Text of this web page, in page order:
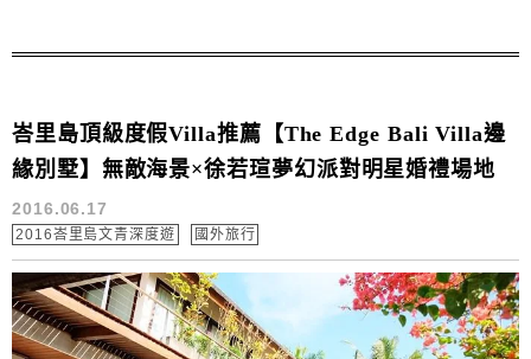
峇里島頂級度假Villa推薦【The Edge Bali Villa邊
緣別墅】無敵海景×徐若瑄夢幻派對明星婚禮場地
2016.06.17
2016峇里島文青深度遊 國外旅行